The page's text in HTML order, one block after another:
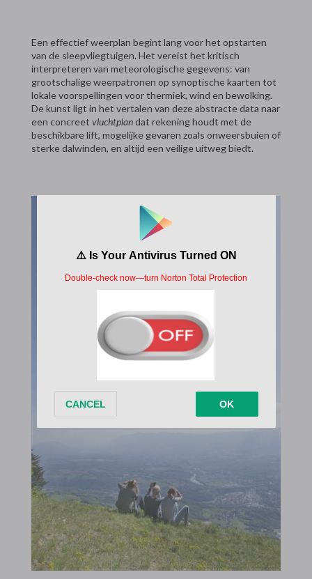
Een effectief weerplan begint lang voor het opstarten
van de sleepvliegtuigen. Het vereist het kritisch
interpreteren van meteorologische gegevens: van
grootschalige weerpatronen op synoptische kaarten tot
lokale voorspellingen voor thermiek, wind en bewolking.
De kunst ligt in het vertalen van deze abstracte data naar
een concreet vluchtplandat rekening houdt met de
beschikbare lift, mogelijke gevaren zoals onweersbuien of
sterke dalwinden, en altijd een veilige uitweg biedt.